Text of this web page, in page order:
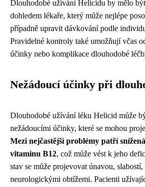
Dlouhodobé užívání Helicidu by mělo
dohledem lékaře, který může nejlépe
případně upravit dávkování podle
Pravidelné kontroly také umožňují včas
účinky nebo komplikace dlouhodobé
Nežádoucí účinky při
Dlouhodobé užívání léku Helicid může
nežádoucími účinky, které se mohou
Mezi nejčastější problémy patří
vitaminu B12, což může vést k jeho
stav se může projevovat únavou,
neurologickými obtížemi. Pacienti